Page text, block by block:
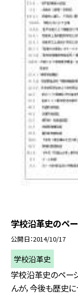
学校沿革史のペ
公開日 2014/10/17
学校沿革史
学校沿革史のペー
んが，今後も歴史